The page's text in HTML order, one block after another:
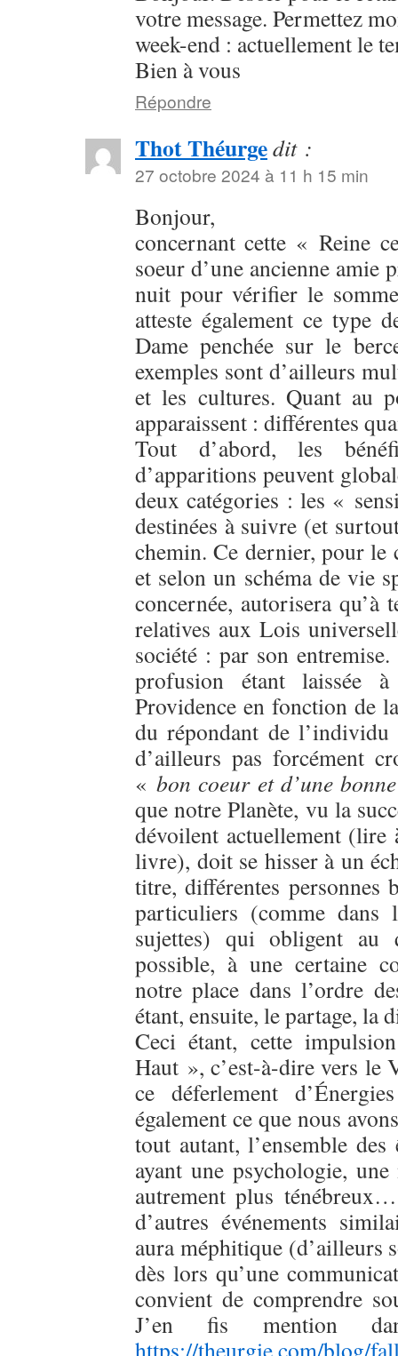
votre message. Permettez
week-end : actuellement le
Bien à vous
Répondre
Thot Théurgedit :
27 octobre 2024 à 11 h 15 min
Bonjour,
concernant cette « Reine
soeur d’une ancienne amie
nuit pour vérifier le
atteste également ce type
Dame penchée sur le
exemples sont d’ailleurs
et les cultures. Quant au
apparaissent : différentes
Tout d’abord, les
d’apparitions peuvent
deux catégories : les «
destinées à suivre (et
chemin. Ce dernier, pour le
et selon un schéma de vie
concernée, autorisera qu’à
relatives aux Lois
société : par son
profusion étant laissée
Providence en fonction de
du répondant de
d’ailleurs pas forcément
«bon coeur et d’une
que notre Planète, vu la
dévoilent actuellement
livre), doit se hisser à un
titre, différentes personnes
particuliers (comme
sujettes) qui obligent au
possible, à une certaine
notre place dans l’ordre
étant, ensuite, le partage, la
Ceci étant, cette
Haut », c’est-à-dire vers le
ce déferlement
également ce que nous
tout autant, l’ensemble
ayant une psychologie,
autrement plus
d’autres événements
aura méphitique (d’ailleurs
dès lors qu’une
convient de comprendre
J’en fis mention
https://theurgie.com/blog/